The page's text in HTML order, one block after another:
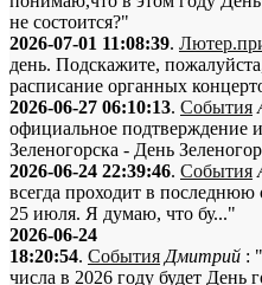
не состоится?"
2026-07-01 11:08:39.
день. Подскажите,
расписание органных
2026-06-27 06:10:13. События
официальное подтверждение
Зеленогорска - День
2026-06-24 22:39:46. События
всегда проходит в
25 июля. Я думаю, что бу..."
2026-06-24
18:20:54. События Дмитрий :
числа в 2026 году будет День